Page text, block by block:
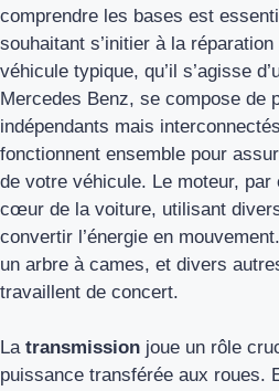
comprendre les bases est
souhaitant s’initier à la
véhicule typique, qu’il s’agisse
Mercedes Benz, se compose de
indépendants mais
fonctionnent ensemble pour
de votre véhicule. Le moteur,
cœur de la voiture, utilisant
convertir l’énergie en
un arbre à cames, et divers
travaillent de concert.
La transmission joue un rôle
puissance transférée aux roues.